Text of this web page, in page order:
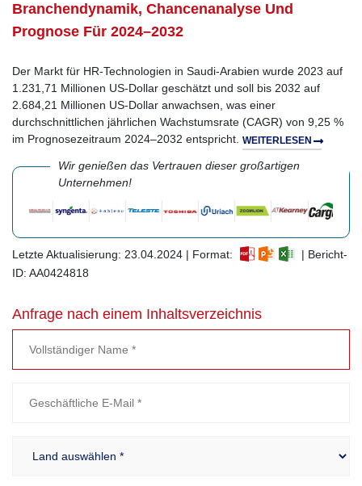
Branchendynamik, Chancenanalyse Und
Prognose Für 2024–2032
Der Markt für HR-Technologien in Saudi-Arabien wurde 2023 auf
1.231,71 Millionen US-Dollar geschätzt und soll bis 2032 auf
2.684,21 Millionen US-Dollar anwachsen, was einer
durchschnittlichen jährlichen Wachstumsrate (CAGR) von 9,25 %
im Prognosezeitraum 2024–2032 entspricht. WEITERLESEN
Wir genießen das Vertrauen dieser großartigen
Unternehmen!
Letzte Aktualisierung: 23.04.2024 | Format:
| Bericht-
ID: AA0424818
Anfrage nach einem Inhaltsverzeichnis